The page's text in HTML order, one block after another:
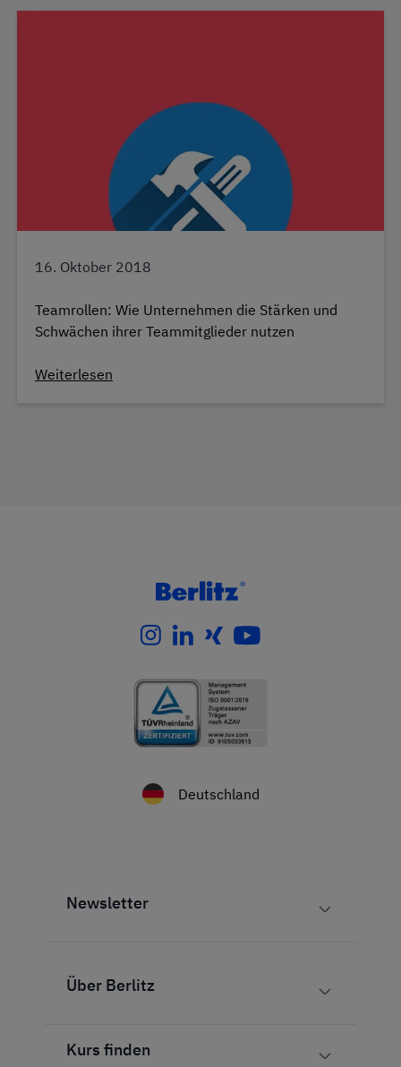
16. Oktober 2018
Teamrollen: Wie Unternehmen die Stärken und
Schwächen ihrer Teammitglieder nutzen
Weiterlesen
Deutschland
Newsletter
Über Berlitz
Kurs finden